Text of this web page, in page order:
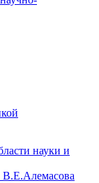
науки и
В.Е.Алемасова